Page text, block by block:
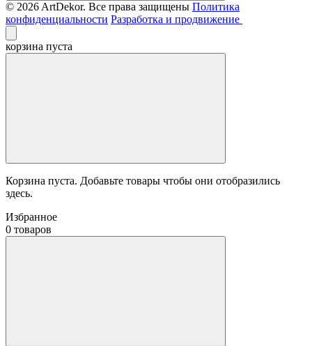
© 2026 ArtDekor. Все права защищены Политика
конфиденциальности Разработка и продвижение
корзина пуста
Корзина пуста. Добавьте товары чтобы они отобразились
здесь.
Избранное
0 товаров